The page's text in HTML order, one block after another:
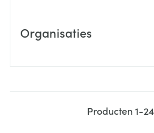
Organisaties
Producten1-24